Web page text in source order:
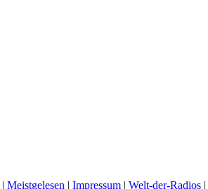
| Meistgelesen | Impressum | Welt-der-Radios |